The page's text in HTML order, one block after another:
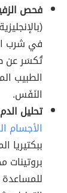
فحص
في شرب
تُكسَر عن
الطبيب
النَفَس.
تحليل
الأجسام
ببكتيريا
بروتينات